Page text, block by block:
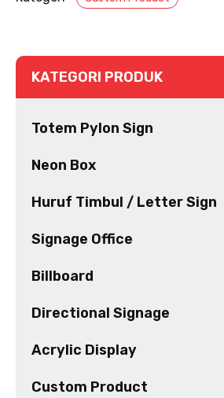
KATEGORI PRODUK
Totem Pylon Sign
Neon Box
Huruf Timbul / Letter Sign
Signage Office
Billboard
Directional Signage
Acrylic Display
Custom Product